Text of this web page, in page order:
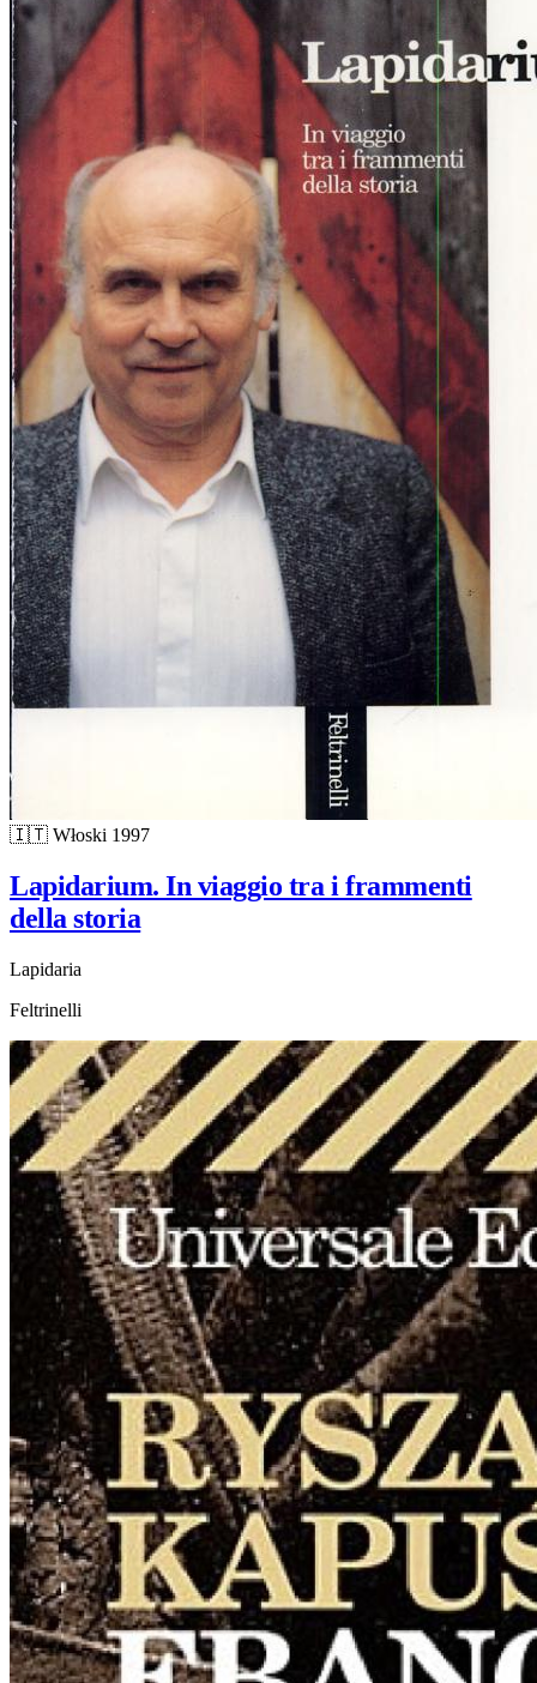
🇮🇹 Włoski 1997
Lapidarium. In viaggio tra i frammenti
della storia
Lapidaria
Feltrinelli